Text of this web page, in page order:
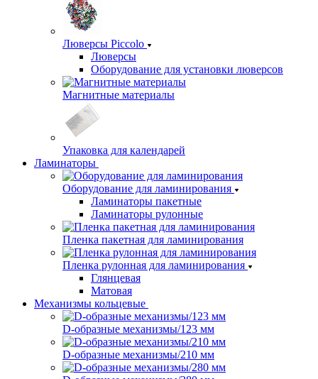
Люверсы Piccolo
Люверсы
Оборудование для установки люверсов
Магнитные материалы
Упаковка для календарей
Ламинаторы
Оборудование для ламинирования
Ламинаторы пакетные
Ламинаторы рулонные
Пленка пакетная для ламинирования
Пленка рулонная для ламинирования
Глянцевая
Матовая
Механизмы кольцевые
D-образные механизмы/123 мм
D-образные механизмы/210 мм